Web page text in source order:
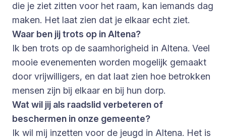
die je ziet zitten voor het raam, kan iemands dag
maken. Het laat zien dat je elkaar echt ziet.
Waar ben jij trots op in Altena?
Ik ben trots op de saamhorigheid in Altena. Veel
mooie evenementen worden mogelijk gemaakt
door vrijwilligers, en dat laat zien hoe betrokken
mensen zijn bij elkaar en bij hun dorp.
Wat wil jij als raadslid verbeteren of
beschermen in onze gemeente?
Ik wil mij inzetten voor de jeugd in Altena. Het is